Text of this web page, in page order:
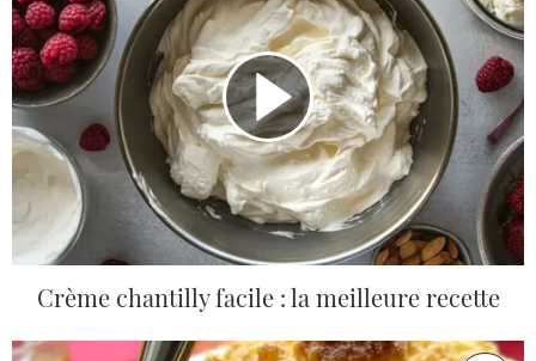
Crème chantilly facile : la meilleure recette